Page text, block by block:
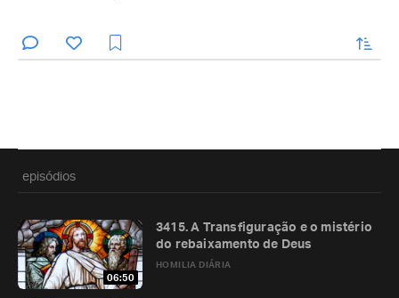
enviar
episódios
06:50
HOMILIA DIÁRIA
3415. A Transfiguração e o mistério
do rebaixamento de Deus